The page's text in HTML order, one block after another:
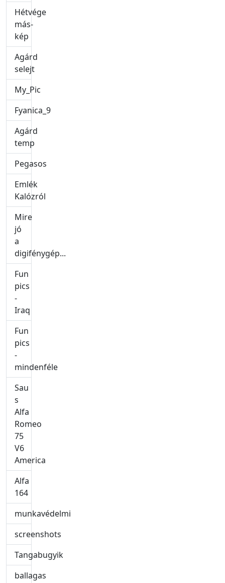
Hétvége
más-
kép
Agárd
selejt
My_Pic
Fyanica_9
Agárd
temp
Pegasos
Emlék
Kalózról
Mire
jó
a
digifénygép...
Fun
pics
-
Iraq
Fun
pics
-
mindenféle
Sau
s
Alfa
Romeo
75
V6
America
Alfa
164
munkavédelmi
screenshots
Tangabugyik
ballagas